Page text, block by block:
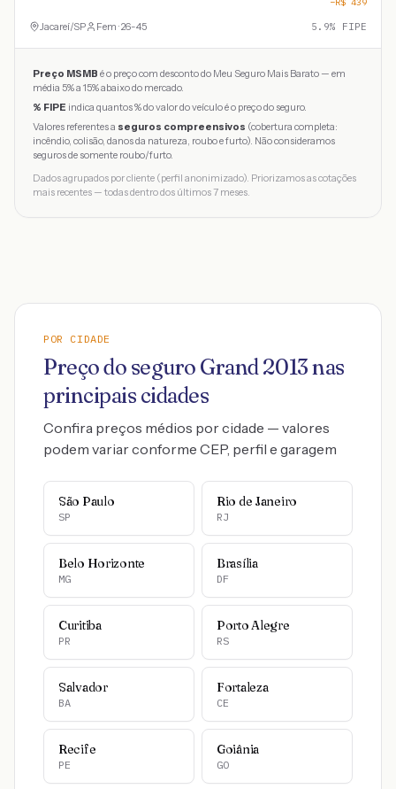
Jacareí/SP Fem · 26-45 5.9% FIPE
Preço MSMB é o preço com desconto do Meu Seguro Mais Barato — em
média 5% a 15% abaixo do mercado.
% FIPE indica quantos % do valor do veículo é o preço do seguro.
Valores referentes a seguros compreensivos (cobertura completa:
incêndio, colisão, danos da natureza, roubo e furto). Não consideramos
seguros de somente roubo/furto.
Dados agrupados por cliente (perfil anonimizado). Priorizamos as cotações
mais recentes — todas dentro dos últimos 7 meses.
POR CIDADE
Preço do seguro Grand2013nas
principais cidades
Confira preços médios por cidade — valores
podem variar conforme CEP, perfil e garagem
São Paulo
SP
Rio de Janeiro
RJ
Belo Horizonte
MG
Brasília
DF
Curitiba
PR
Porto Alegre
RS
Salvador
BA
Fortaleza
CE
Recife
PE
Goiânia
GO